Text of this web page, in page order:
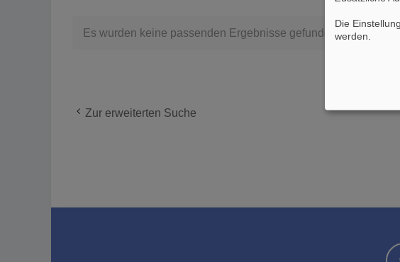
Es wurden keine passenden Ergebnisse gefunden.
Zur erweiterten Suche
Die
werden.